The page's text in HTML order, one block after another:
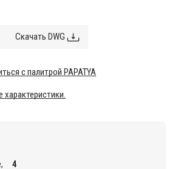
с палитрой PAPATYA
до 8 штук.
характеристики.
Скачать DWG
с палитрой PAPATYA
характеристики.
4